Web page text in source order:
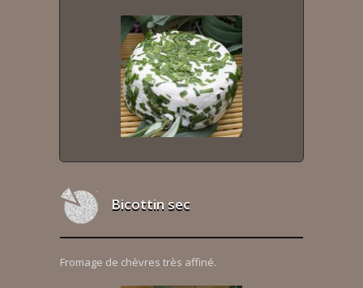
Bicottin sec
Fromage de chèvres très affiné.